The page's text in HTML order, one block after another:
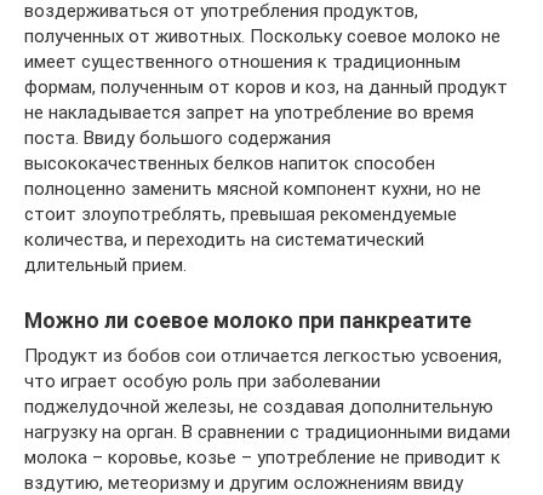
воздерживаться от употребления продуктов,
полученных от животных. Поскольку соевое молоко не
имеет существенного отношения к традиционным
формам, полученным от коров и коз, на данный продукт
не накладывается запрет на употребление во время
поста. Ввиду большого содержания
высококачественных белков напиток способен
полноценно заменить мясной компонент кухни, но не
стоит злоупотреблять, превышая рекомендуемые
количества, и переходить на систематический
длительный прием.
Можно ли соевое молоко при панкреатите
Продукт из бобов сои отличается легкостью усвоения,
что играет особую роль при заболевании
поджелудочной железы, не создавая дополнительную
нагрузку на орган. В сравнении с традиционными видами
молока – коровье, козье – употребление не приводит к
вздутию, метеоризму и другим осложнениям ввиду